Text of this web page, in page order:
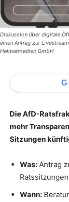
Diskussion über digitale
einen Antrag zur
Heimatmedien GmbH
G
Die AfD-
mehr
Sitzungen
Was: Antrag
Ratssitzungen
Wann: